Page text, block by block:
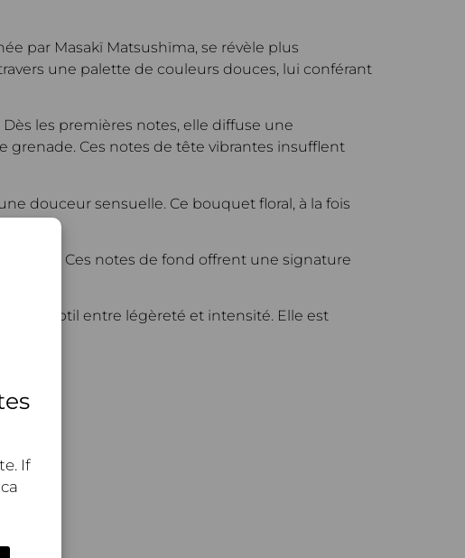
par Masakï Matsushïma, se révèle plus
une palette de couleurs douces, lui conférant
les premières notes, elle diffuse une
grenade. Ces notes de tête vibrantes insufflent
douceur sensuelle. Ce bouquet floral, à la fois
blanc. Ces notes de fond offrent une signature
subtil entre légèreté et intensité. Elle est
If